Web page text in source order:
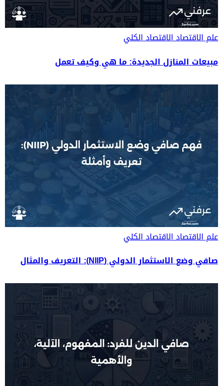
علم الاقتصادالاقتصاد الكلي
مبيعات المنازل الجديدة: ما هي وكيف تعمل
علم الاقتصادالاقتصاد الكلي
صافي وضع الاستثمار الدولي (NIIP): التعريف والمثال